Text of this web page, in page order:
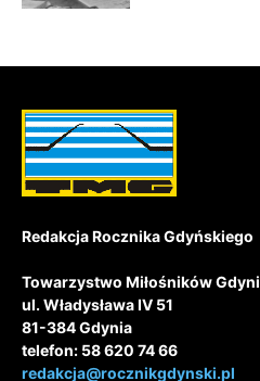
Redakcja Rocznika Gdyńskiego
Towarzystwo Miłośników Gdyni
ul. Władysława IV 51
81-384 Gdynia
telefon: 58 620 74 66
redakcja@rocznikgdynski.pl